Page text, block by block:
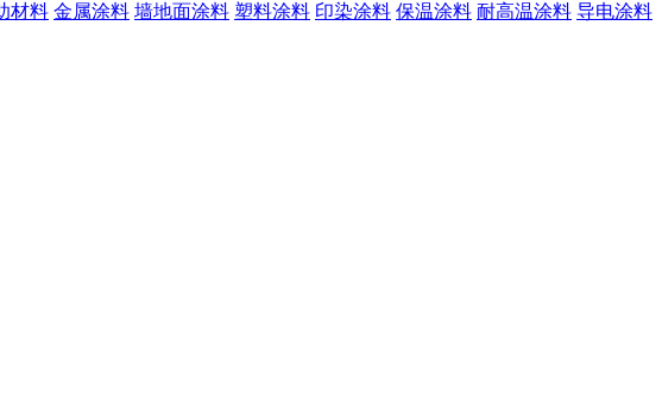
材料 金属涂料 墙地面涂料 塑料涂料 印染涂料 保温涂料 耐高温涂料 导电涂料